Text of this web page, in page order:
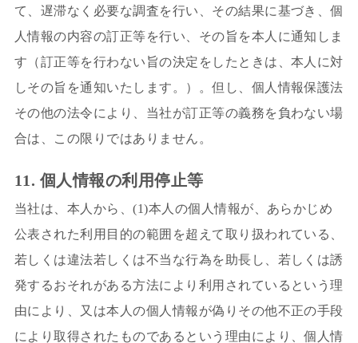
て、遅滞なく必要な調査を行い、その結果に基づき、個
人情報の内容の訂正等を行い、その旨を本人に通知しま
す（訂正等を行わない旨の決定をしたときは、本人に対
しその旨を通知いたします。）。但し、個人情報保護法
その他の法令により、当社が訂正等の義務を負わない場
合は、この限りではありません。
11. 個人情報の利用停止等
当社は、本人から、(1)本人の個人情報が、あらかじめ
公表された利用目的の範囲を超えて取り扱われている、
若しくは違法若しくは不当な行為を助長し、若しくは誘
発するおそれがある方法により利用されているという理
由により、又は本人の個人情報が偽りその他不正の手段
により取得されたものであるという理由により、個人情